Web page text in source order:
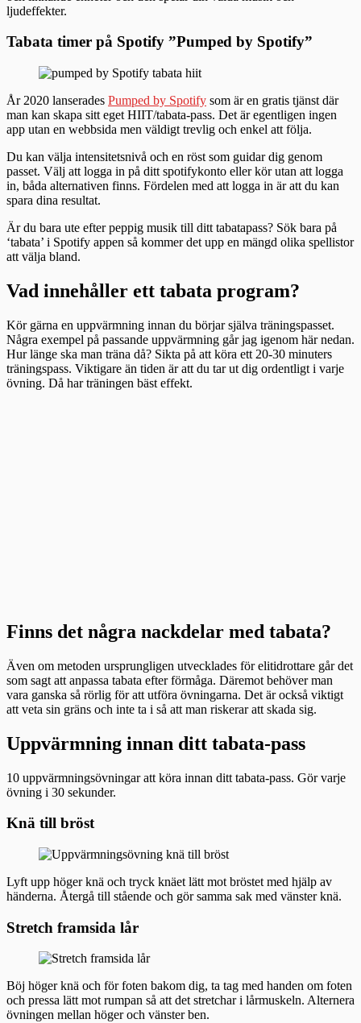
ljudeffekter.
Tabata timer på Spotify ”Pumped by Spotify”
År 2020 lanserades Pumped by Spotify som är en gratis tjänst där
man kan skapa sitt eget HIIT/tabata-pass. Det är egentligen ingen
app utan en webbsida men väldigt trevlig och enkel att följa.
Du kan välja intensitetsnivå och en röst som guidar dig genom
passet. Välj att logga in på ditt spotifykonto eller kör utan att logga
in, båda alternativen finns. Fördelen med att logga in är att du kan
spara dina resultat.
Är du bara ute efter peppig musik till ditt tabatapass? Sök bara på
‘tabata’ i Spotify appen så kommer det upp en mängd olika spellistor
att välja bland.
Vad innehåller ett tabata program?
Kör gärna en uppvärmning innan du börjar själva träningspasset.
Några exempel på passande uppvärmning går jag igenom här nedan.
Hur länge ska man träna då? Sikta på att köra ett 20-30 minuters
träningspass. Viktigare än tiden är att du tar ut dig ordentligt i varje
övning. Då har träningen bäst effekt.
Finns det några nackdelar med tabata?
Även om metoden ursprungligen utvecklades för elitidrottare går det
som sagt att anpassa tabata efter förmåga. Däremot behöver man
vara ganska så rörlig för att utföra övningarna. Det är också viktigt
att veta sin gräns och inte ta i så att man riskerar att skada sig.
Uppvärmning innan ditt tabata-pass
10 uppvärmningsövningar att köra innan ditt tabata-pass. Gör varje
övning i 30 sekunder.
Knä till bröst
Lyft upp höger knä och tryck knäet lätt mot bröstet med hjälp av
händerna. Återgå till stående och gör samma sak med vänster knä.
Stretch framsida lår
Böj höger knä och för foten bakom dig, ta tag med handen om foten
och pressa lätt mot rumpan så att det stretchar i lårmuskeln. Alternera
övningen mellan höger och vänster ben.